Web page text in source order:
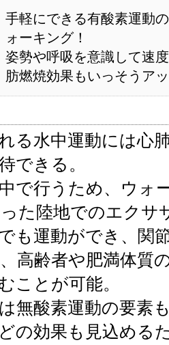
手軽にできる有酸素運動
ォーキング！
姿勢や呼吸を意識して速
肪燃焼効果もいっそうア
る水中運動には心
できる。
で行うため、ウォ
た陸地でのエクサ
も運動ができ、関
高齢者や肥満体質
ことが可能。
無酸素運動の要素
の効果も見込める